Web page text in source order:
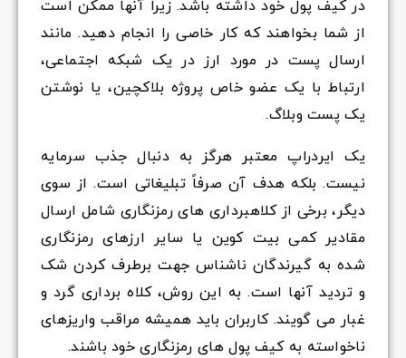
در کیف پول خود داشته باشد. زیرا آنها ممکن است
از شما بخواهند که کار خاصی را انجام دهید. مانند
ارسال پست در مورد ارز در یک شبکه اجتماعی،
ارتباط با یک عضو خاص پروژه بلاکچین، یا نوشتن
یک پست وبلاگ.
یک ایردراپ معتبر هرگز به دنبال جذب سرمایه
نیست. بلکه هدف آن صرفاً تبلیغاتی است. از سوی
دیگر، برخی از کلاهبرداری های رمزنگاری شامل ارسال
مقادیر کمی بیت کوین یا سایر ارزهای رمزنگاری
شده به گیرندگان ناشناس جهت برطرف کردن شک
و تردید آنها است. به این روش، کلاه برداری گرد و
غبار می گویند. کاربران باید همیشه مراقب واریزهای
ناخواسته به کیف پول های رمزنگاری خود باشند.